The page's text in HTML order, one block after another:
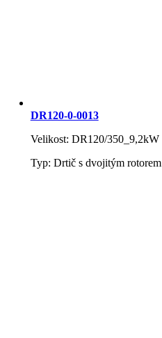
DR120-0-0013
Velikost: DR120/350_9,2kW
Typ: Drtič s dvojitým rotorem